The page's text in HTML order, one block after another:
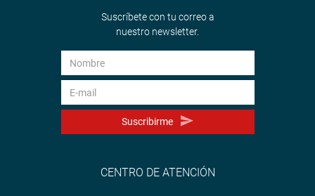
Suscríbete con tu correo a
nuestro newsletter.
Suscribirme
CENTRO DE ATENCIÓN